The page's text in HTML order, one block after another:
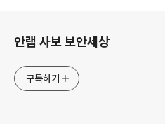
안랩 사보 보안세상
구독하기